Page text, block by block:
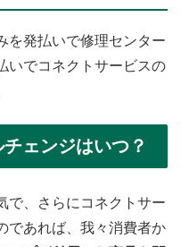
を発払いで修理センター
いでコネクトサービスの
ェンジはいつ？
で、さらにコネクトサー
であれば、我々消費者か